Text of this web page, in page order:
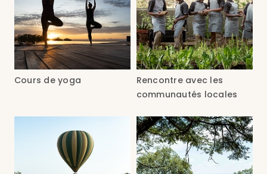
Cours de yoga
Rencontre avec les
communautés locales